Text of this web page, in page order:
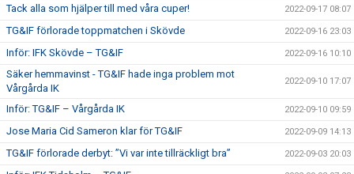
Tack alla som hjälper till med våra cuper! 2022-09-17 08:07
TG&IF förlorade toppmatchen i Skövde 2022-09-16 23:03
Inför: IFK Skövde – TG&IF 2022-09-16 10:10
Säker hemmavinst - TG&IF hade inga problem mot
Vårgårda IK
2022-09-10 17:07
Inför: TG&IF – Vårgårda IK 2022-09-10 09:59
Jose Maria Cid Sameron klar för TG&IF 2022-09-09 14:13
TG&IF förlorade derbyt: ”Vi var inte tillräckligt bra” 2022-09-03 20:03